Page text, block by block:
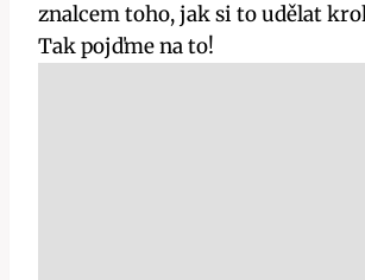
znalcem toho, jak si to udělat
Tak pojďme na to!